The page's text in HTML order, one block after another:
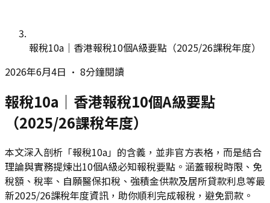
報稅10a｜香港報稅10個A級要點（2025/26課稅年度）
2026年6月4日 • 8分鐘閱讀
報稅10a｜香港報稅10個A級要點
（2025/26課稅年度）
本文深入剖析「報稅10a」的含義，並非官方表格，而是結合
理論與實務提煉出10個A級必知報稅要點。涵蓋報稅時限、免
稅額、稅率、自願醫保扣稅、強積金供款及居所貸款利息等最
新2025/26課稅年度資訊，助你順利完成報稅，避免罰款。